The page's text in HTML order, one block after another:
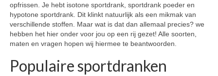
opfrissen. Je hebt isotone sportdrank, sportdrank poeder en
hypotone sportdrank. Dit klinkt natuurlijk als een mikmak van
verschillende stoffen. Maar wat is dat dan allemaal precies? we
hebben het hier onder voor jou op een rij gezet! Alle soorten,
maten en vragen hopen wij hiermee te beantwoorden.
Populaire sportdranken